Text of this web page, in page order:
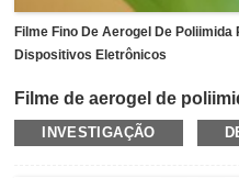
Filme Fino De Aerogel De
Dispositivos Eletrônicos
Filme de aerogel de
transportadora e nano
filme de
INVESTIGAÇÃO